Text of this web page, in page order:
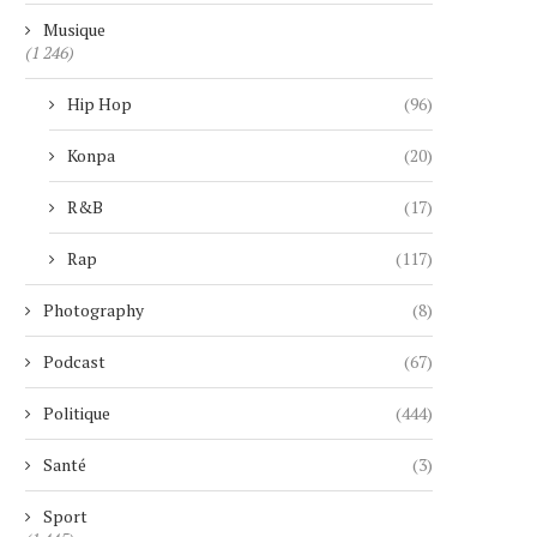
Musique
(1 246)
Hip Hop (96)
Konpa (20)
R&B (17)
Rap (117)
Photography (8)
Podcast (67)
Politique (444)
Santé (3)
Sport